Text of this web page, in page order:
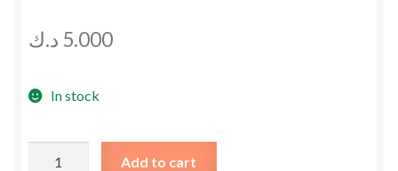
5.000 د.ك
In stock
Add to cart